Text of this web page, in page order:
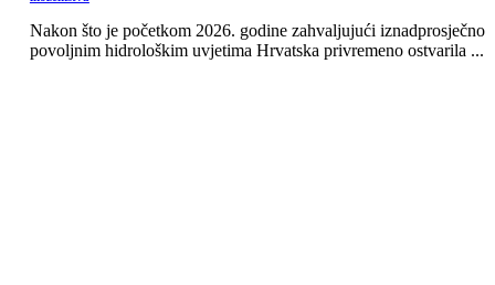
Nakon što je početkom 2026. godine zahvaljujući iznadprosječno
povoljnim hidrološkim uvjetima Hrvatska privremeno ostvarila ...